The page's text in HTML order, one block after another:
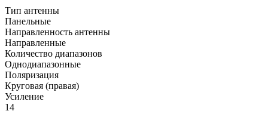
Тип антенны
Панельные
Направленность антенны
Направленные
Количество диапазонов
Однодиапазонные
Поляризация
Круговая (правая)
Усиление
14